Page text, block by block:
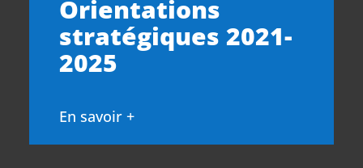
Orientations
stratégiques 2021-
2025
En savoir +